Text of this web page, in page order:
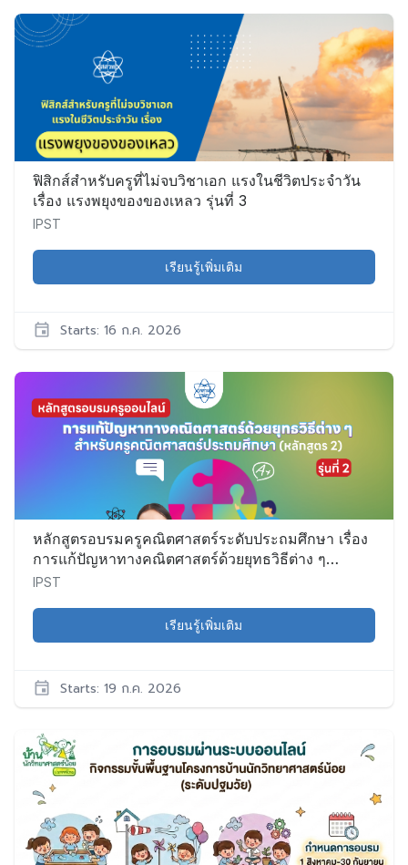
IPST
Sci023
16
ก.ค.
2026
ฟิสิกส์สำหรับครูที่ไม่จบวิชาเอก แรงในชีวิตประจำวัน
เรื่อง แรงพยุงของของเหลว รุ่นที่ 3
IPST
เรียนรู้เพิ่มเติม
Starts: 16 ก.ค. 2026
IPST
Sci024
หลักสูตรอบรมครูคณิตศาสตร์ระดับประถมศึกษา เรื่อง
การแก้ปัญหาทางคณิตศาสตร์ด้วยยุทธวิธีต่าง ๆ
(หลักสูตร 2) (รุ่นที่ 2)
IPST
เรียนรู้เพิ่มเติม
Starts: 19 ก.ค. 2026
Math021
19
ก.ค.
2026